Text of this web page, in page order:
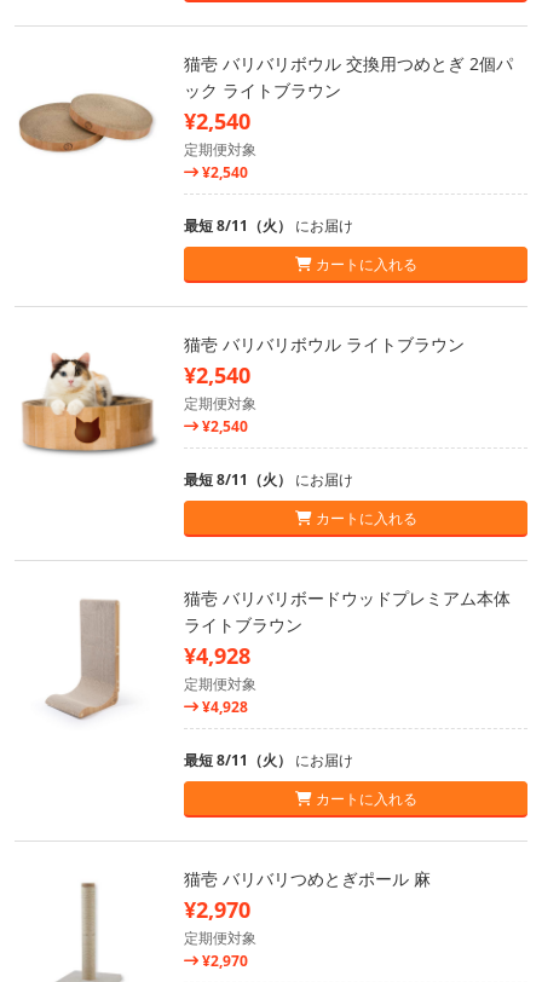
猫壱 バリバリボウル 交換用つめとぎ 2個パ
ック ライトブラウン
¥2,540
定期便対象
¥2,540
最短 8/11（火） にお届け
カートに入れる
猫壱 バリバリボウル ライトブラウン
¥2,540
定期便対象
¥2,540
最短 8/11（火） にお届け
カートに入れる
猫壱 バリバリボードウッドプレミアム本体
ライトブラウン
¥4,928
定期便対象
¥4,928
最短 8/11（火） にお届け
カートに入れる
猫壱 バリバリつめとぎポール 麻
¥2,970
定期便対象
¥2,970